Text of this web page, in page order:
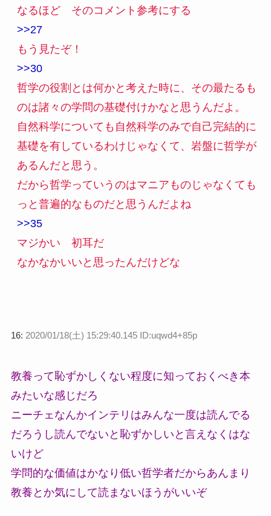
なるほど そのコメント参考にする
>>27
もう見たぞ！
>>30
哲学の役割とは何かと考えた時に、その最たるも
のは諸々の学問の基礎付けかなと思うんだよ。
自然科学についても自然科学のみで自己完結的に
基礎を有しているわけじゃなくて、岩盤に哲学が
あるんだと思う。
だから哲学っていうのはマニアものじゃなくても
っと普遍的なものだと思うんだよね
>>35
マジかい 初耳だ
なかなかいいと思ったんだけどな
16: 2020/01/18(土) 15:29:40.145 ID:uqwd4+85p
教養って恥ずかしくない程度に知っておくべき本
みたいな感じだろ
ニーチェなんかインテリはみんな一度は読んでる
だろうし読んでないと恥ずかしいと言えなくはな
いけど
学問的な価値はかなり低い哲学者だからあんまり
教養とか気にして読まないほうがいいぞ